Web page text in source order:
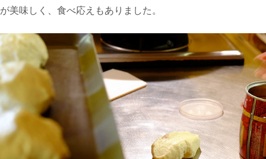
が美味しく、食べ応えもありました。